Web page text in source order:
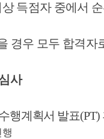
상 득점자 중에서
경우 모두 합격자
사
행계획서 발표(PT)
행